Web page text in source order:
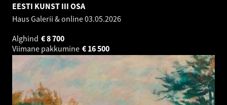
EESTI KUNST III OSA
Haus Galerii & online03.05.2026
Alghind
8 700
€
Viimane pakkumine
16 500
€